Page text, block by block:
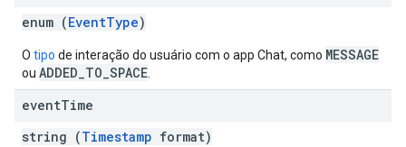
enum (EventType)
O tipo de interação do usuário com o app Chat, como MESSAGE
ou ADDED_TO_SPACE
eventTime
string (Timestamp format)